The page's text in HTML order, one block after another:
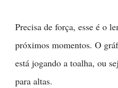
Precisa de força, esse é o
próximos momentos. O
está jogando a toalha, ou
para altas.